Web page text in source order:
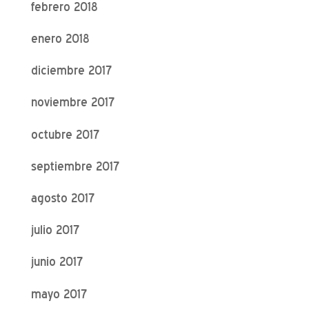
febrero 2018
enero 2018
diciembre 2017
noviembre 2017
octubre 2017
septiembre 2017
agosto 2017
julio 2017
junio 2017
mayo 2017